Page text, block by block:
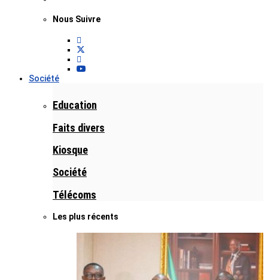
Nous Suivre
Société
Education
Faits divers
Kiosque
Société
Télécoms
Les plus récents